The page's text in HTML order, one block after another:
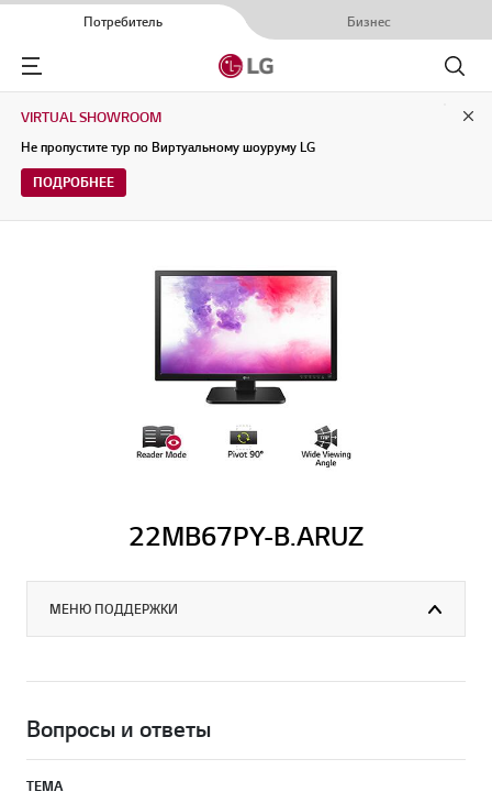
Потребитель Бизнес
Menu
Поиск
VIRTUAL SHOWROOM
Не пропустите тур по Виртуальному шоуруму LG
ПОДРОБНЕЕ
22MB67PY-B.ARUZ
МЕНЮ ПОДДЕРЖКИ
Вопросы и ответы
ТЕМА